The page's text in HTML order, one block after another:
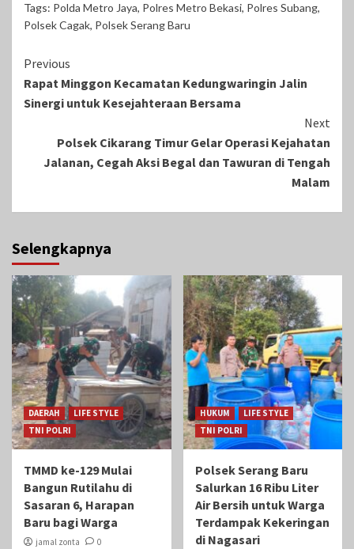
Tags: Polda Metro Jaya, Polres Metro Bekasi, Polres Subang,
Polsek Cagak, Polsek Serang Baru
Continue
Reading
Previous
Rapat Minggon Kecamatan Kedungwaringin Jalin
Sinergi untuk Kesejahteraan Bersama
Next
Polsek Cikarang Timur Gelar Operasi Kejahatan
Jalanan, Cegah Aksi Begal dan Tawuran di Tengah
Malam
Selengkapnya
DAERAH
LIFE STYLE
TNI POLRI
TMMD ke-129 Mulai
Bangun Rutilahu di
Sasaran 6, Harapan
Baru bagi Warga
jamal zonta 0
HUKUM
LIFE STYLE
TNI POLRI
Polsek Serang Baru
Salurkan 16 Ribu Liter
Air Bersih untuk Warga
Terdampak Kekeringan
di Nagasari